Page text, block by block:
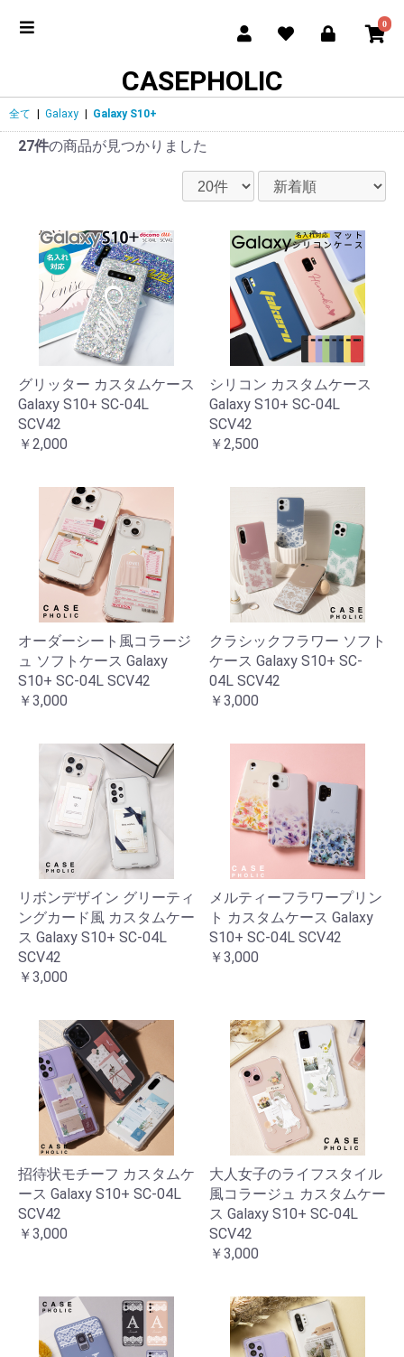
0
CASEPHOLIC
全て | Galaxy | Galaxy S10+
27件の商品が見つかりました
グリッター カスタムケース
Galaxy S10+ SC-04L
SCV42
￥2,000
シリコン カスタムケース
Galaxy S10+ SC-04L
SCV42
￥2,500
オーダーシート風コラージ
ュ ソフトケース Galaxy
S10+ SC-04L SCV42
￥3,000
クラシックフラワー ソフト
ケース Galaxy S10+ SC-
04L SCV42
￥3,000
リボンデザイン グリーティ
ングカード風 カスタムケー
ス Galaxy S10+ SC-04L
SCV42
￥3,000
メルティーフラワープリン
ト カスタムケース Galaxy
S10+ SC-04L SCV42
￥3,000
招待状モチーフ カスタムケ
ース Galaxy S10+ SC-04L
SCV42
￥3,000
大人女子のライフスタイル
風コラージュ カスタムケー
ス Galaxy S10+ SC-04L
SCV42
￥3,000